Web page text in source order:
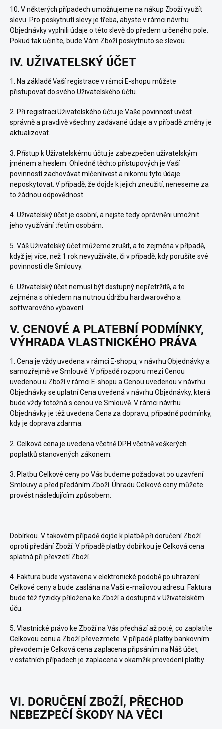
10. V některých případech umožňujeme na nákup Zboží využít
slevu. Pro poskytnutí slevy je třeba, abyste v rámci návrhu
Objednávky vyplnili údaje o této slevě do předem určeného pole.
Pokud tak učiníte, bude Vám Zboží poskytnuto se slevou.
IV. UŽIVATELSKÝ ÚČET
1. Na základě Vaší registrace v rámci E-shopu můžete
přistupovat do svého Uživatelského účtu.
2. Při registraci Uživatelského účtu je Vaše povinnost uvést
správně a pravdivě všechny zadávané údaje a v případě změny je
aktualizovat.
3. Přístup k Uživatelskému účtu je zabezpečen uživatelským
jménem a heslem. Ohledně těchto přístupových je Vaší
povinností zachovávat mlčenlivost a nikomu tyto údaje
neposkytovat. V případě, že dojde k jejich zneužití, neneseme za
to žádnou odpovědnost.
4. Uživatelský účet je osobní, a nejste tedy oprávněni umožnit
jeho využívání třetím osobám.
5. Váš Uživatelský účet můžeme zrušit, a to zejména v případě,
když jej více, než 1 rok nevyužíváte, či v případě, kdy porušíte své
povinnosti dle Smlouvy.
6. Uživatelský účet nemusí být dostupný nepřetržitě, a to
zejména s ohledem na nutnou údržbu hardwarového a
softwarového vybavení.
V. CENOVÉ A PLATEBNÍ PODMÍNKY,
VÝHRADA VLASTNICKÉHO PRÁVA
1. Cena je vždy uvedena v rámci E-shopu, v návrhu Objednávky a
samozřejmě ve Smlouvě. V případě rozporu mezi Cenou
uvedenou u Zboží v rámci E-shopu a Cenou uvedenou v návrhu
Objednávky se uplatní Cena uvedená v návrhu Objednávky, která
bude vždy totožná s cenou ve Smlouvě. V rámci návrhu
Objednávky je též uvedena Cena za dopravu, případně podmínky,
kdy je doprava zdarma.
2. Celková cena je uvedena včetně DPH včetně veškerých
poplatků stanovených zákonem.
3. Platbu Celkové ceny po Vás budeme požadovat po uzavření
Smlouvy a před předáním Zboží. Úhradu Celkové ceny můžete
provéstnásledujícím způsobem:
Dobírkou. V takovém případě dojde k platbě při doručení Zboží
oproti předání Zboží. V případě platby dobírkou je Celková cena
splatná při převzetí Zboží.
4. Faktura bude vystavena v elektronické podobě po uhrazení
Celkové ceny a bude zaslána na Vaši e-mailovou adresu. Faktura
bude též fyzicky přiložena ke Zboží a dostupná v Uživatelském
úču.
5. Vlastnické právo ke Zboží na Vás přechází až poté, co zaplatíte
Celkovou cenu a Zboží převezmete. V případě platby bankovním
převodem je Celková cena zaplacena připsáním na Náš účet,
v ostatních případech je zaplacena v okamžik provedení platby.
VI. DORUČENÍ ZBOŽÍ, PŘECHOD
NEBEZPEČÍ ŠKODY NA VĚCI